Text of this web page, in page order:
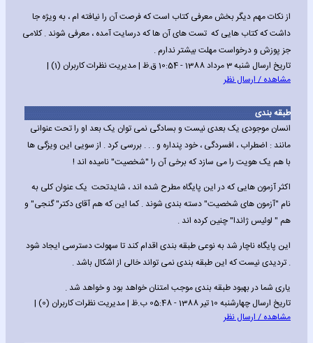
از نکات مهم دیگر بخش معرفی کتاب است که فرصت آن را نیافته ام ، به ویژه جا
داشت که کتاب هایی که تست های آن ها که درسایت آمده ، معرفی شوند . کلامی
جز پوزش و درخواست مهلت بیشتر ندارم .
تاریخ ارسال شنبه 3 مرداد 1388 - 10:54 ق.ظ | مدیریت نظرات کاربران (1) |
مشاهده / ارسال نظر
طبقه بندی
انسان موجودی یک بعدی نیست و بسادگی نمی توان یک بعد او را تحت عنوانی
مانند : اضطراب ، افسردگی ، خود پنداره و . . . بررسی کرد . از سویی این ویزگی ها
با هم یک هویت را می سازد که برخی آن را "شخصیت" نامیده اند !
اکثر آزمون هایی که در این پایگاه مطرح شده اند ، شایدتحت یک عنوان کلی به
نام "آزمون های شخصیت" دسته بندی شوند . کما این که هم آقای دکتر" گنجی" و
هم " لوئیس ژاندا" چنین کرده اند .
این پایگاه ناچار شد به نوعی طبقه بندی اقدام کند تا سهولت دسترسی ایجاد شود
. تردیدی نیست که این طبقه بندی نمی تواند خالی از اشکال باشد .
یاری شما در بهبود طبقه بندی موجب امتنان خواهد بود و خواهد شد .
تاریخ ارسال چهارشنبه 10 تیر 1388 - 05:48 ب.ظ | مدیریت نظرات کاربران (0) |
مشاهده / ارسال نظر